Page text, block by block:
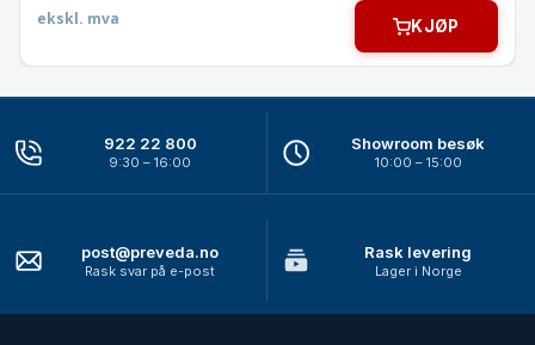
ekskl. mva KJØP
922 22 800
9:30 – 16:00
Showroom besøk
10:00 – 15:00
post@preveda.no
Rask svar på e-post
Rask levering
Lager i Norge